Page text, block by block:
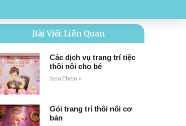
Bài Viết Liên Quan
Các dịch vụ trang trí tiệc
thôi nôi cho bé
Xem Thêm »
Gói trang trí thôi nôi cơ
bản